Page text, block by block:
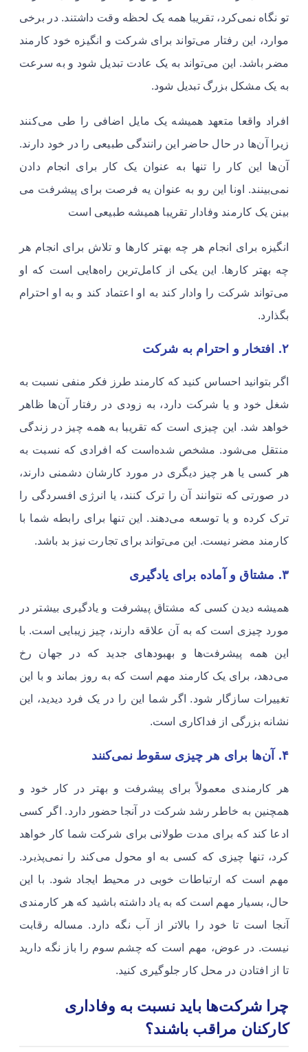
تو نگاه نمی‌کرد، تقریبا همه یک لحظه وقت داشتند. در برخی
موارد، این رفتار می‌تواند برای شرکت و انگیزه خود کارمند
مضر باشد. این می‌تواند به یک عادت تبدیل شود و به سرعت
به یک مشکل بزرگ تبدیل شود. ​
افراد واقعا متعهد همیشه یک مایل اضافی را طی می‌کنند
زیرا آن‌ها در حال حاضر این رانندگی طبیعی را در خود دارند.
آن‌ها این کار را تنها به عنوان یک کار برای انجام دادن
نمی‌بینند. اونا این رو به عنوان یه فرصت برای پیشرفت می
بینن یک کارمند وفادار تقریبا همیشه طبیعی است
انگیزه برای انجام هر چه بهتر کارها و تلاش برای انجام هر
چه بهتر کارها. این یکی از کامل‌ترین راه‌هایی است که او
می‌تواند شرکت را وادار کند به او اعتماد کند و به او احترام
بگذارد. ​
۲. افتخار و احترام به شرکت
اگر بتوانید احساس کنید که کارمند طرز فکر منفی نسبت به
شغل خود و یا شرکت دارد، به زودی در رفتار آن‌ها ظاهر
خواهد شد. این چیزی است که تقریبا به همه چیز در زندگی
منتقل می‌شود. مشخص شده‌است که افرادی که نسبت به
هر کسی یا هر چیز دیگری در مورد کارشان دشمنی دارند،
در صورتی که نتوانند آن را ترک کنند، یا انرژی افسردگی را
ترک کرده و یا توسعه می‌دهند. این تنها برای رابطه شما با
کارمند مضر نیست. این می‌تواند برای تجارت نیز بد باشد.
۳. مشتاق و آماده برای یادگیری
همیشه دیدن کسی که مشتاق پیشرفت و یادگیری بیشتر در
مورد چیزی است که به آن علاقه دارند، چیز زیبایی است. با
این همه پیشرفت‌ها و بهبودهای جدید که در جهان رخ
می‌دهد، برای یک کارمند مهم است که به روز بماند و با این
تغییرات سازگار شود. اگر شما این را در یک فرد دیدید، این
نشانه بزرگی از فداکاری است. ​
۴. آن‌ها برای هر چیزی سقوط نمی‌کنند
​​​هر کارمندی معمولاً برای پیشرفت و بهتر در کار خود و
همچنین به خاطر رشد شرکت در آنجا حضور دارد. اگر کسی
ادعا کند که برای مدت طولانی برای شرکت شما کار خواهد
کرد، تنها چیزی که کسی به او محول می‌کند را نمی‌پذیرد.
مهم است که ارتباطات خوبی در محیط ایجاد شود. با این
حال، بسیار مهم است که به یاد داشته باشید که هر کارمندی
آنجا است تا خود را بالاتر از آب نگه دارد. مساله رقابت
نیست. در عوض، مهم است که چشم سوم را باز نگه دارید
تا از افتادن در محل کار جلوگیری کنید. ​
چرا شرکت‌ها باید نسبت به وفاداری
کارکنان مراقب باشند؟